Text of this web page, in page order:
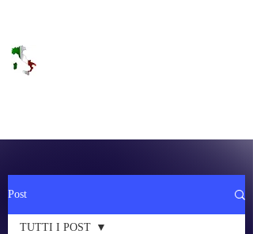
Post
TUTTI I POST